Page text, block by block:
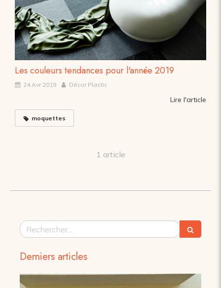
Les couleurs tendances pour l'année 2019
24 Avr 2019 Décor Plastic
Lire l'article
moquettes
1 article
Rechercher
Derniers articles